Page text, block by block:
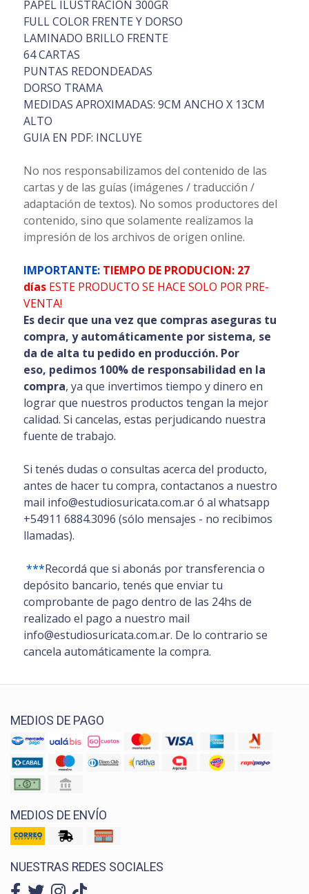
PAPEL ILUSTRACION 300GR
FULL COLOR FRENTE Y DORSO
LAMINADO BRILLO FRENTE
64 CARTAS
PUNTAS REDONDEADAS
DORSO TRAMA
MEDIDAS APROXIMADAS: 9CM ANCHO X 13CM
ALTO
GUIA EN PDF: INCLUYE
No nos responsabilizamos del contenido de las
cartas y de las guías (imágenes / traducción /
adaptación de textos). No somos productores del
contenido, sino que solamente realizamos la
impresión de los archivos de origen online.
IMPORTANTE: TIEMPO DE PRODUCION: 27
días ESTE PRODUCTO SE HACE SOLO POR PRE-
VENTA!
Es decir que una vez que compras aseguras tu
compra, y automáticamente por sistema, se
da de alta tu pedido en producción. Por
eso, pedimos 100% de responsabilidad en la
compra, ya que invertimos tiempo y dinero en
lograr que nuestros productos tengan la mejor
calidad. Si cancelas, estas perjudicando nuestra
fuente de trabajo.
Si tenés dudas o consultas acerca del producto,
antes de hacer tu compra, contactanos a nuestro
mail info@estudiosuricata.com.ar ó al whatsapp
+54911 6884.3096 (sólo mensajes - no recibimos
llamadas).
***Recordá que si abonás por transferencia o
depósito bancario, tenés que enviar tu
comprobante de pago dentro de las 24hs de
realizado el pago a nuestro mail
info@estudiosuricata.com.ar. De lo contrario se
cancela automáticamente la compra.
MEDIOS DE PAGO
MEDIOS DE ENVÍO
NUESTRAS REDES SOCIALES